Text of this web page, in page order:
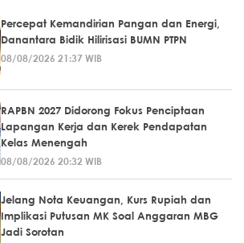
Percepat Kemandirian Pangan dan Energi,
Danantara Bidik Hilirisasi BUMN PTPN
08/08/2026 21:37 WIB
RAPBN 2027 Didorong Fokus Penciptaan
Lapangan Kerja dan Kerek Pendapatan
Kelas Menengah
08/08/2026 20:32 WIB
Jelang Nota Keuangan, Kurs Rupiah dan
Implikasi Putusan MK Soal Anggaran MBG
Jadi Sorotan